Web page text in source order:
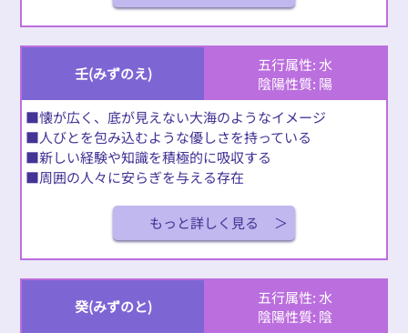
壬(みずのえ)
五行属性: 水
陰陽性質: 陽
■懐が広く、底が見えない大海のようなイメージ
■人びとを包み込むような優しさを持っている
■新しい経験や知識を積極的に吸収する
■周囲の人々に安らぎを与える存在
もっと詳しく見る
癸(みずのと)
五行属性: 水
陰陽性質: 陰